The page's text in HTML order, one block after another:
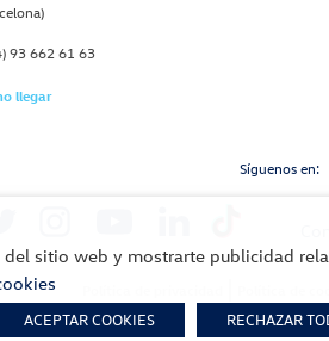
93 662 61 63
llegar
Síguenos en:
sitio web y mostrarte publicidad
ACEPTAR COOKIES RECHAZAR